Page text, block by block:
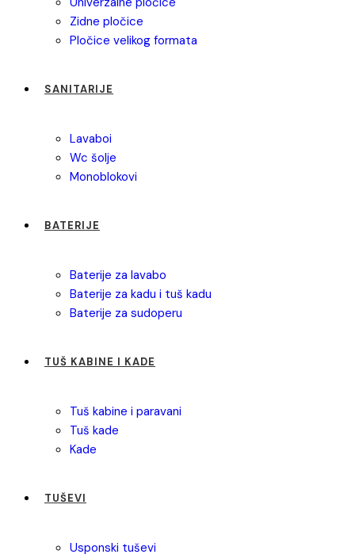
zidne pločice
pločice velikog formata
SANITARIJE
lavaboi
wc šolje
monoblokovi
BATERIJE
baterije za lavabo
baterije za kadu i tuš kadu
baterije za sudoperu
TUŠ KABINE I KADE
tuš kabine i paravani
tuš kade
kade
TUŠEVI
usponski tuševi